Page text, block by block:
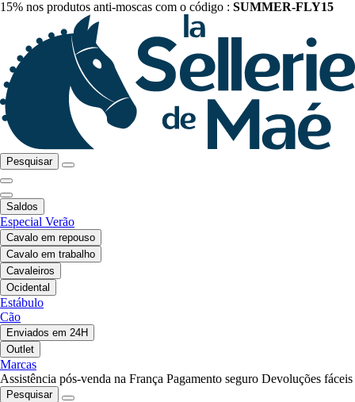
15% nos produtos anti-moscas com o código : SUMMER-FLY15
Pesquisar
Saldos
Especial Verão
Cavalo em repouso
Cavalo em trabalho
Cavaleiros
Ocidental
Estábulo
Cão
Enviados em 24H
Outlet
Marcas
Assistência pós-venda na França Pagamento seguro Devoluções fáceis
Pesquisar